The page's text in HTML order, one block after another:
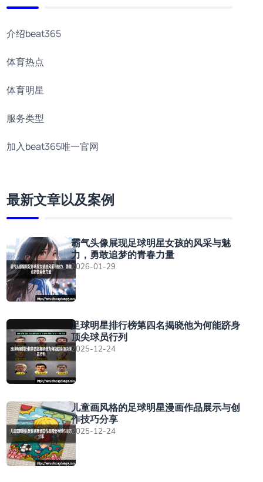
介绍beat365
体育热点
体育明星
服务类型
加入beat365唯一官网
最新文章以及案例
霸气头像展现足球明星女孩的风采与魅
力，勇敢追梦的青春力量
2026-01-29
足球明星排行榜第四名揭晓他为何能跻身
顶尖球员行列
2025-12-24
儿童画风格的足球明星漫画作品展示与创
作技巧分享
2025-12-24